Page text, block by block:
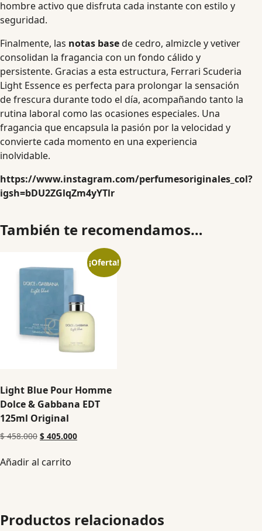
hombre activo que disfruta cada instante con estilo y
seguridad.
Finalmente, las notas basede cedro, almizcle y vetiver
consolidan la fragancia con un fondo cálido y
persistente. Gracias a esta estructura, Ferrari Scuderia
Light Essence es perfecta para prolongar la sensación
de frescura durante todo el día, acompañando tanto la
rutina laboral como las ocasiones especiales. Una
fragancia que encapsula la pasión por la velocidad y
convierte cada momento en una experiencia
inolvidable.
https://www.instagram.com/perfumesoriginales_col?
igsh=bDU2ZGlqZm4yYTlr
También te recomendamos…
¡Oferta!
Light Blue Pour Homme
Dolce & Gabbana EDT
125ml Original
$458.000 $ 405.000
Añadir al carrito
Productos relacionados